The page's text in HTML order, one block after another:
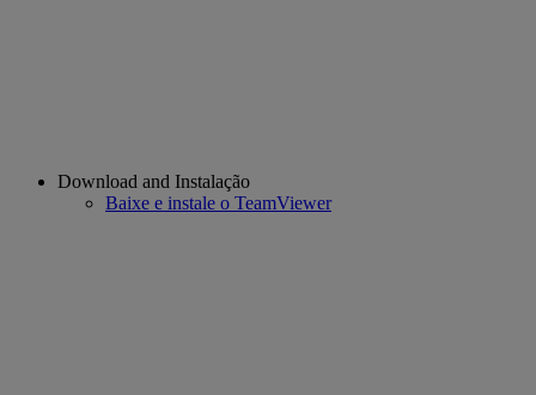
Download and Instalação
Baixe e instale o TeamViewer